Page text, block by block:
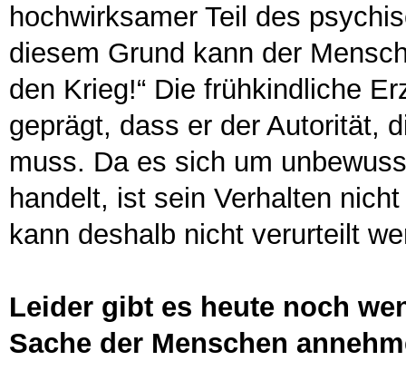
hochwirksamer Teil des
diesem Grund kann der
den Krieg!“ Die frühkindliche
geprägt, dass er der Autorität,
muss. Da es sich um
handelt, ist sein Verhalten
kann deshalb nicht verurteilt
Leider gibt es heute noch
Sache der Menschen